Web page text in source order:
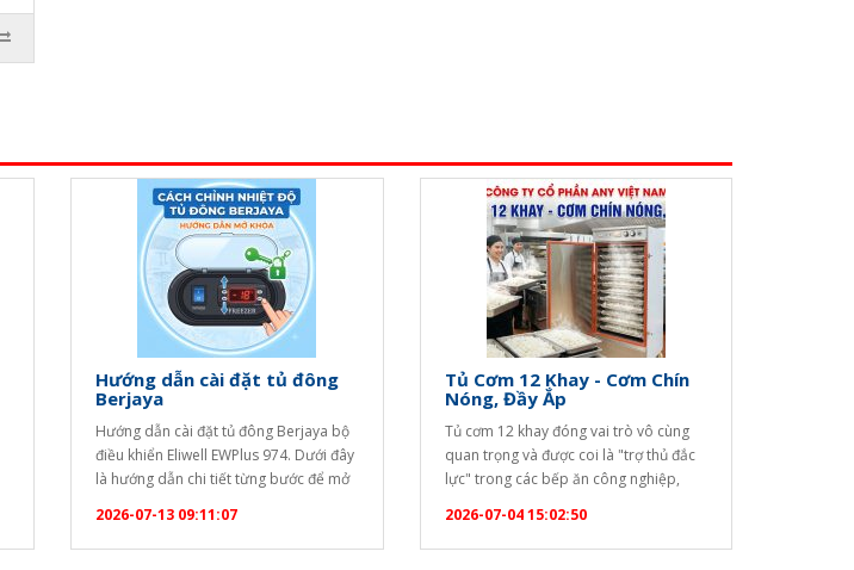
Hướng dẫn cài đặt tủ đông
Berjaya
Hướng dẫn cài đặt tủ đông Berjaya bộ
điều khiển Eliwell EWPlus 974. Dưới đây
là hướng dẫn chi tiết từng bước để mở
điểm): [caption id="attachment_6983"
align="aligncenter" width="1020"]
2026-07-13 09:11:07
Tủ Cơm 12 Khay - Cơm Chín
Nóng, Đầy Ắp
Tủ cơm 12 khay đóng vai trò vô cùng
quan trọng và được coi là "trợ thủ đắc
lực" trong các bếp ăn công nghiệp,
bệnh viện nhờ những ưu điểm vượt trội
sau: Năng suất cao, đáp ứng hàng
2026-07-04 15:02:50